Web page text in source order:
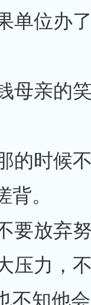
单位办
母亲的
的时候
。
要放弃
压力，
不知他